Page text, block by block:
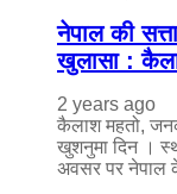
नेपाल की
खुलासा :
2 years ago
कैलाश महतो,
खुशनुमा दिन ।
अवसर पर नेपाल